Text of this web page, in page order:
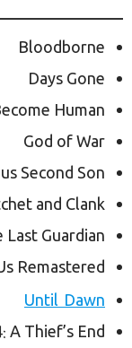
Bloodborne
Days Gone
Human
God of War
Second Son
and Clank
Last Guardian
Remastered
Until Dawn
A Thief’s End